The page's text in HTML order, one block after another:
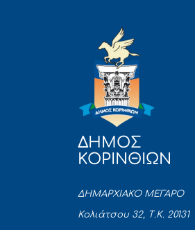
ΔΗΜΟΣ
ΚΟΡΙΝΘΙΩΝ
ΔΗΜΑΡΧΙΑΚΟ ΜΕΓΑΡΟ
Κολιάτσου 32, Τ.Κ. 20131